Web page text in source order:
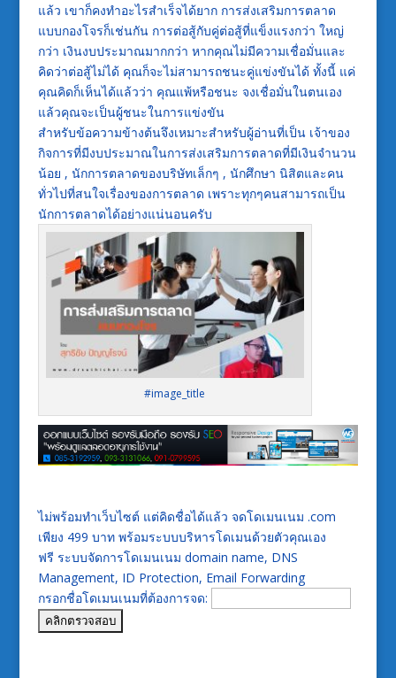
แล้ว เขาก็คงทำอะไรสำเร็จได้ยาก การส่งเสริมการตลาด
แบบกองโจรก็เช่นกัน การต่อสู้กับคู่ต่อสู้ที่แข็งแรงกว่า ใหญ่
กว่า เงินงบประมาณมากกว่า หากคุณไม่มีความเชื่อมั่นและ
คิดว่าต่อสู้ไม่ได้ คุณก็จะไม่สามารถชนะคู่แข่งขันได้ ทั้งนี้ แค่
คุณคิดก็เห็นได้แล้วว่า คุณแพ้หรือชนะ จงเชื่อมั่นในตนเอง
แล้วคุณจะเป็นผู้ชนะในการแข่งขัน
สำหรับข้อความข้างต้นจึงเหมาะสำหรับผู้อ่านที่เป็น เจ้าของ
กิจการที่มีงบประมาณในการส่งเสริมการตลาดที่มีเงินจำนวน
น้อย , นักการตลาดของบริษัทเล็กๆ , นักศึกษา นิสิตและคน
ทั่วไปที่สนใจเรื่องของการตลาด เพราะทุกๆคนสามารถเป็น
นักการตลาดได้อย่างแน่นอนครับ
#image_title
ไม่พร้อมทำเว็บไซต์ แต่คิดชื่อได้แล้ว จดโดเมนเนม .com
เพียง 499 บาท พร้อมระบบบริหารโดเมนด้วยตัวคุณเอง
ฟรี ระบบจัดการโดเมนเนม domain name, DNS
Management, ID Protection, Email Forwarding
กรอกชื่อโดเมนเนมที่ต้องการจด: